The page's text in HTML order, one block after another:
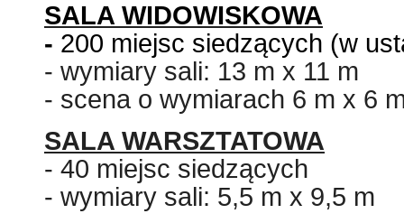
SALA WIDOWISKOWA
- 200 miejsc siedzących (w
- wymiary sali: 13 m x 11 m
- scena o wymiarach 6 m x 6
SALA WARSZTATOWA
- 40 miejsc siedzących
- wymiary sali: 5,5 m x 9,5 m